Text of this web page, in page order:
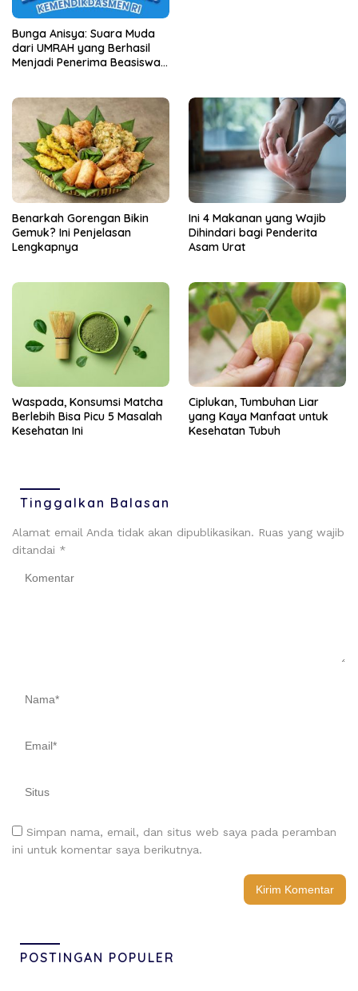
Bunga Anisya: Suara Muda
dari UMRAH yang Berhasil
Menjadi Penerima Beasiswa
Benarkah Gorengan Bikin
Gemuk? Ini Penjelasan
Lengkapnya
Ini 4 Makanan yang Wajib
Dihindari bagi Penderita
Asam Urat
Waspada, Konsumsi Matcha
Berlebih Bisa Picu 5 Masalah
Kesehatan Ini
Ciplukan, Tumbuhan Liar
yang Kaya Manfaat untuk
Kesehatan Tubuh
Tinggalkan Balasan
Alamat email Anda tidak akan dipublikasikan. Ruas yang wajib
ditandai *
Simpan nama, email, dan situs web saya pada peramban
ini untuk komentar saya berikutnya.
POSTINGAN POPULER